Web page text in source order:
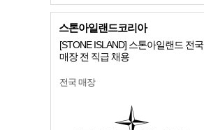
스톤아일랜드코리아
[STONE ISLAND] 스톤아일랜드 전국
매장 전 직급 채용
전국 매장